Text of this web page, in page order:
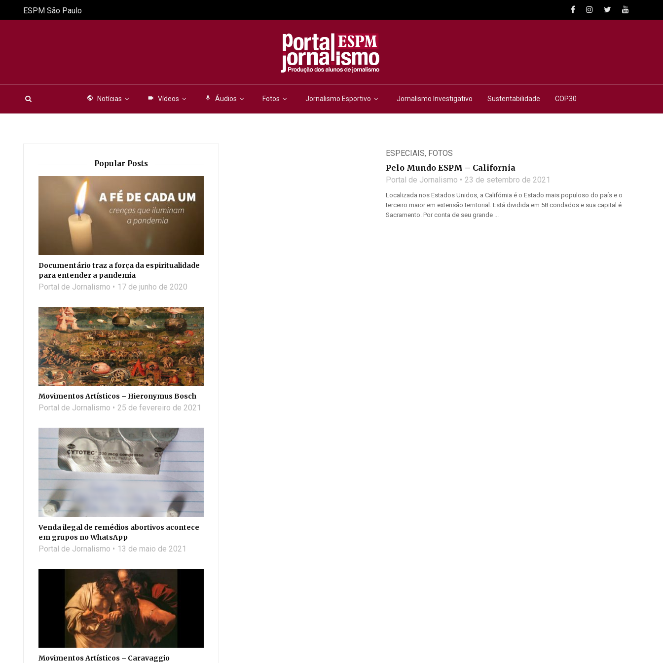
public Notícias videocam Vídeos mic Áudios Fotos Jornalismo Esportivo Jornalismo Investigativo Sustentabilidade COP30
ESPM São Paulo
ESPECIAIS, FOTOS
Pelo Mundo ESPM – California
Portal de Jornalismo 23 de setembro de 2021
Localizada nos Estados Unidos, a Califórnia é o Estado mais populoso do país e o
terceiro maior em extensão territorial. Está dividida em 58 condados e sua capital é
Sacramento. Por conta de seu grande ...
Popular Posts
Documentário traz a força da espiritualidade
para entender a pandemia
Portal de Jornalismo 17 de junho de 2020
Movimentos Artísticos – Hieronymus Bosch
Portal de Jornalismo 25 de fevereiro de 2021
Venda ilegal de remédios abortivos acontece
em grupos no WhatsApp
Portal de Jornalismo 13 de maio de 2021
Movimentos Artísticos – Caravaggio